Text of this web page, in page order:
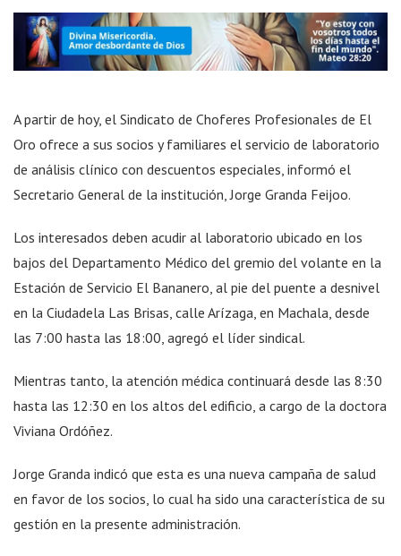
A partir de hoy, el Sindicato de Choferes Profesionales de El
Oro ofrece a sus socios y familiares el servicio de laboratorio
de análisis clínico con descuentos especiales, informó el
Secretario General de la institución, Jorge Granda Feijoo.
Los interesados deben acudir al laboratorio ubicado en los
bajos del Departamento Médico del gremio del volante en la
Estación de Servicio El Bananero, al pie del puente a desnivel
en la Ciudadela Las Brisas, calle Arízaga, en Machala, desde
las 7:00 hasta las 18:00, agregó el líder sindical.
Mientras tanto, la atención médica continuará desde las 8:30
hasta las 12:30 en los altos del edificio, a cargo de la doctora
Viviana Ordóñez.
Jorge Granda indicó que esta es una nueva campaña de salud
en favor de los socios, lo cual ha sido una característica de su
gestión en la presente administración.